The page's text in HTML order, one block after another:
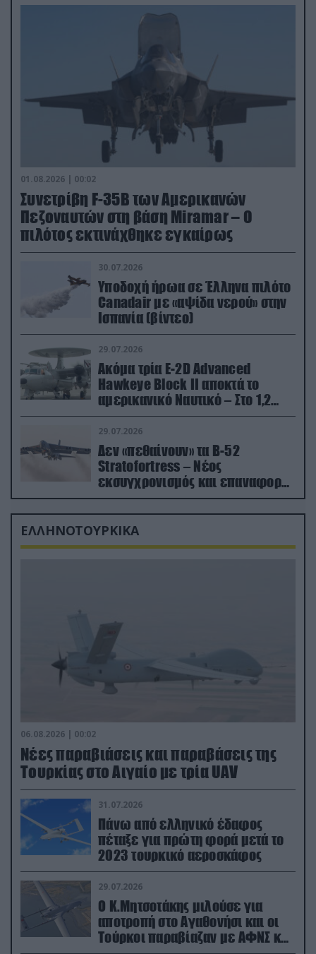
01.08.2026 | 00:02
Συνετρίβη F-35B των Αμερικανών
Πεζοναυτών στη βάση Miramar – Ο
πιλότος εκτινάχθηκε εγκαίρως
30.07.2026
Υποδοχή ήρωα σε Έλληνα πιλότο
Canadair με «αψίδα νερού» στην
Ισπανία (βίντεο)
29.07.2026
Ακόμα τρία E-2D Advanced
Hawkeye Block II αποκτά το
αμερικανικό Ναυτικό – Στο 1,2
δισ.δολάρια το κόστος
29.07.2026
Δεν «πεθαίνουν» τα Β-52
Stratofortress – Νέος
εκσυγχρονισμός και επαναφορά
από τα «νεκροταφεία»
ΕΛΛΗΝΟΤΟΥΡΚΙΚΑ
06.08.2026 | 00:02
Νέες παραβιάσεις και παραβάσεις της
Τουρκίας στο Αιγαίο με τρία UAV
31.07.2026
Πάνω από ελληνικό έδαφος
πέταξε για πρώτη φορά μετά το
2023 τουρκικό αεροσκάφος
29.07.2026
Ο Κ.Μητσοτάκης μιλούσε για
αποτροπή στο Αγαθονήσι και οι
Τούρκοι παραβίαζαν με ΑΦΝΣ και